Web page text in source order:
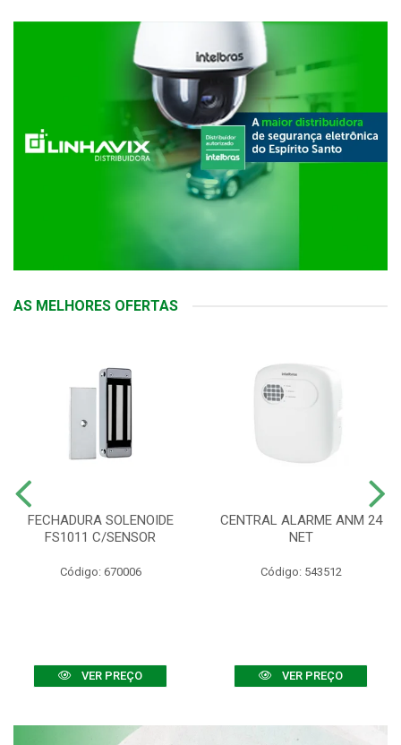
AS MELHORES OFERTAS
FECHADURA SOLENOIDE
FS1011 C/SENSOR
Código: 670006
VER PREÇO
CENTRAL ALARME ANM 24
NET
Código: 543512
VER PREÇO